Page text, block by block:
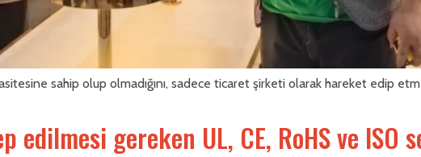
sahip olup olmadığını, sadece ticaret şirketi olarak hareket edip
edilmesi gereken UL, CE, RoHS ve ISO